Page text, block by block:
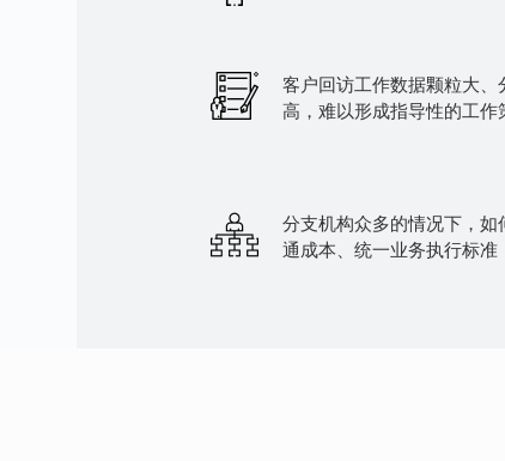
客户回访工作数据颗粒大、
高，难以形成指导性的工作
分支机构众多的情况下，如
通成本、统一业务执行标准